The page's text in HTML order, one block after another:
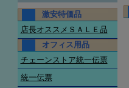
激安特価品
店長オススメＳＡＬＥ品
オフィス用品
チェーンストア統一伝票
統一伝票